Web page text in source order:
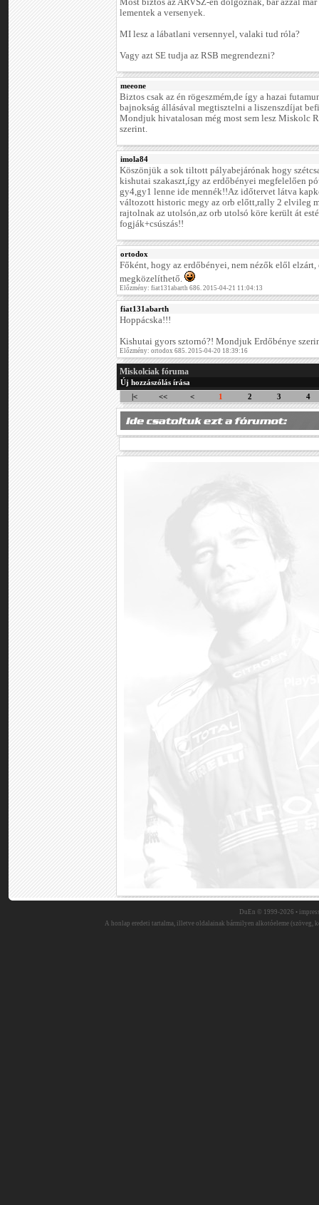
Most biztos az ARVSZ-en dolgoznak, bár azzal
lementek a versenyek.
MI lesz a lábatlani versennyel, valaki tud róla?
Vagy azt SE tudja az RSB megrendezni?
meeone
Biztos csak az én rögeszmém,de így a hazai
bajnokság állásával megtisztelni a liszenszdíjat
Mondjuk hivatalosan még most sem lesz Miskolc
szerint.
imola84
Köszönjük a sok tiltott pályabejárónak hogy
kishutai szakaszt,így az erdőbényei megfelelően
gy4,gy1 lenne ide mennék!!Az időtervet látva
változott historic megy az orb előtt,rally 2 elvileg
rajtolnak az utolsón,az orb utolsó köre került át
fogják+csúszás!!
ortodox
Főként, hogy az erdőbényei, nem nézők elől elzárt,
megközelíthető.
Előzmény: fiat131abarth 686. 2015-04-21 11:04:13
fiat131abarth
Hoppácska!!!
Kishutai gyors sztornó?! Mondjuk Erdőbénye
Előzmény: ortodox 685. 2015-04-20 18:39:16
Miskolciak fóruma
Új hozzászólás írása
|<
<< < 1 2 3 4
DuEn © 1999-2026 •
A honlap eredeti tartalma, illetve oldalainak bármilyen alkotóeleme (szöveg,